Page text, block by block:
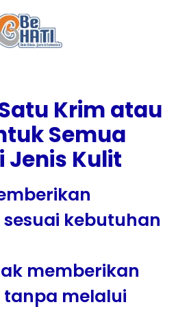
Krim atau
Semua
Jenis Kulit
kebutuhan
memberikan
melalui